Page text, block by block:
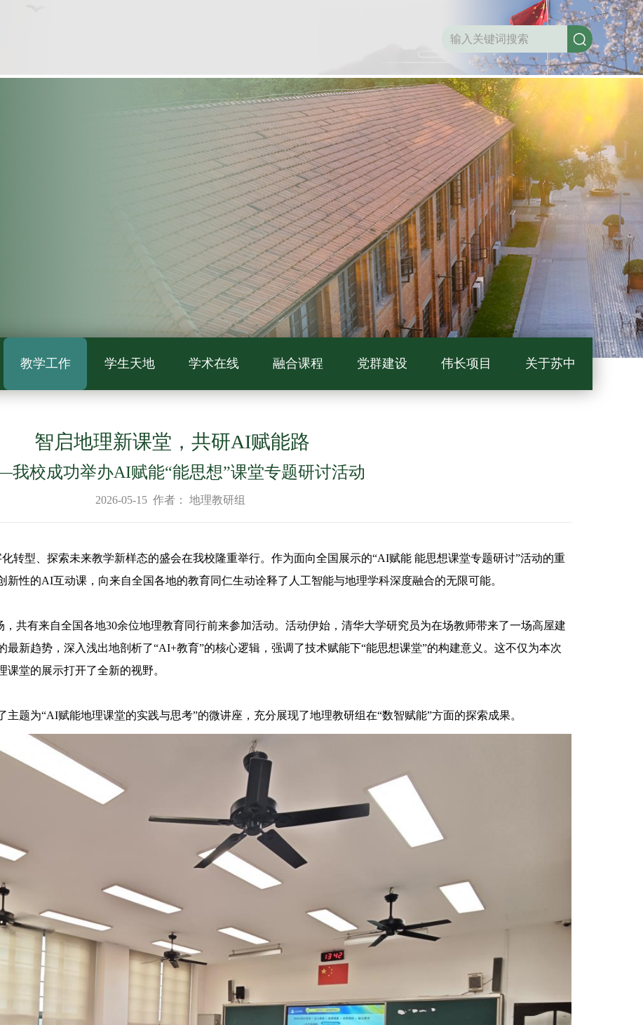
教学工作 学生天地 学术在线 融合课程 党群建设 伟长项目 关于苏中
智启地理新课堂，共研AI赋能路
校成功举办AI赋能“能思想”课堂专题研讨活动
2026-05-15 作者： 地理教研组
型、探索未来教学新样态的盛会在我校隆重举行。作为面向全国展示的“AI赋能 能思想课堂专题研讨”活动的重
性的AI互动课，向来自全国各地的教育同仁生动诠释了人工智能与地理学科深度融合的无限可能。
有来自全国各地30余位地理教育同行前来参加活动。活动伊始，清华大学研究员为在场教师带来了一场高屋建
新趋势，深入浅出地剖析了“AI+教育”的核心逻辑，强调了技术赋能下“能思想课堂”的构建意义。这不仅为本次
堂的展示打开了全新的视野。
为“AI赋能地理课堂的实践与思考”的微讲座，充分展现了地理教研组在“数智赋能”方面的探索成果。